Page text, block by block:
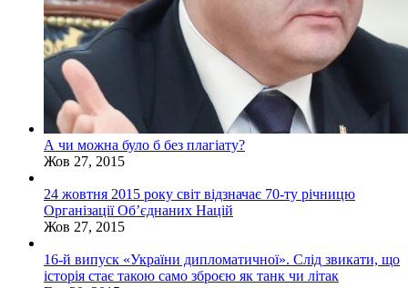
А чи можна було б без плагіату?
Жов 27, 2015
24 жовтня 2015 року світ відзначає 70-ту річницю
Організації Об’єднаних Націй
Жов 27, 2015
16-й випуск «України дипломатичної». Слід звикати, що
історія стає такою само зброєю як танк чи літак